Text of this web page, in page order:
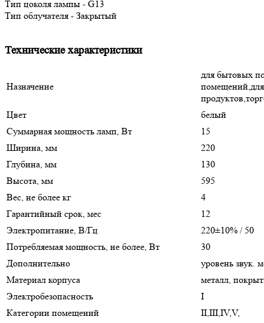
Тип цоколя лампы - G13
Тип облучателя - Закрытый
Технические характеристики
Назначение
для бытовых
Цвет
белый
Суммарная мощность ламп, Вт
15
Ширина, мм
220
Глубина, мм
130
Высота, мм
595
Вес, не более кг
4
Гарантийный срок, мес
12
Электропитание, В/Гц
220±10% / 50
Потребляемая мощность, не более, Вт
30
Дополнительно
уровень звук.
Материал корпуса
металл,
Электробезопасность
I
Категории помещений
II,III,IV,V,